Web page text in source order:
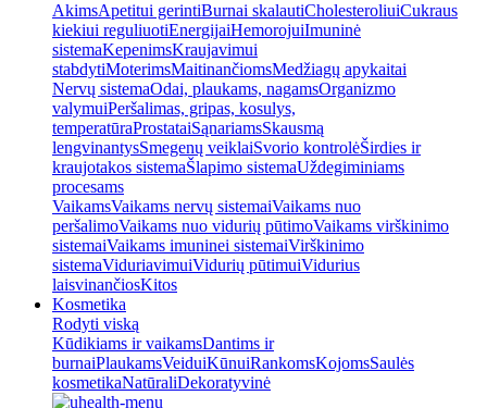
AkimsApetitui gerintiBurnai skalautiCholesteroliuiCukraus
kiekiui reguliuotiEnergijaiHemorojuiImuninė
sistemaKepenimsKraujavimui
stabdytiMoterimsMaitinančiomsMedžiagų apykaitai
Nervų sistemaOdai, plaukams, nagamsOrganizmo
valymuiPeršalimas, gripas, kosulys,
temperatūraProstataiSąnariamsSkausmą
lengvinantysSmegenų veiklaiSvorio kontrolėŠirdies ir
kraujotakos sistemaŠlapimo sistemaUždegiminiams
procesams
VaikamsVaikams nervų sistemaiVaikams nuo
peršalimoVaikams nuo vidurių pūtimoVaikams virškinimo
sistemaiVaikams imuninei sistemaiVirškinimo
sistemaViduriavimuiVidurių pūtimuiVidurius
laisvinančiosKitos
Kosmetika
Rodyti viską
Kūdikiams ir vaikamsDantims ir
burnaiPlaukamsVeiduiKūnuiRankomsKojomsSaulės
kosmetikaNatūraliDekoratyvinė